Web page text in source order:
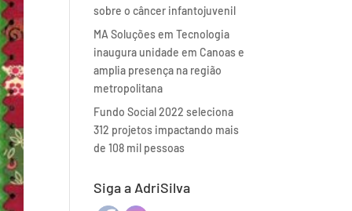
sobre o câncer infantojuvenil
MA Soluções em Tecnologia
inaugura unidade em Canoas e
amplia presença na região
metropolitana
Fundo Social 2022 seleciona
312 projetos impactando mais
de 108 mil pessoas
Siga a AdriSilva